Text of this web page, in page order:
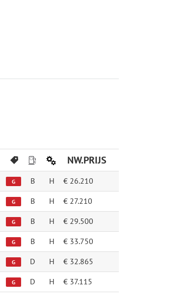
NW.PRIJS
G B H € 26.210
G B H € 27.210
G B H € 29.500
G B H € 33.750
G D H € 32.865
G D H € 37.115